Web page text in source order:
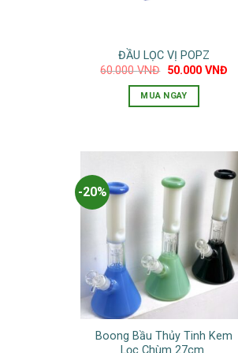
ĐẦU LỌC VỊ POPZ
60.000VNĐ Giá
là:
60.000 VNĐ.
50.000 VNĐGiá
MUA NGAY
-20%
Boong Bầu Thủy Tinh Kem
Lọc Chùm 27cm